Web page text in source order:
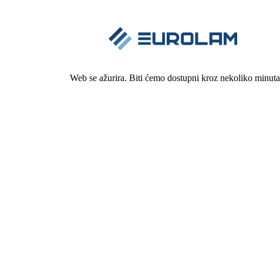
Web se ažurira. Biti ćemo dostupni kroz nekoliko minuta